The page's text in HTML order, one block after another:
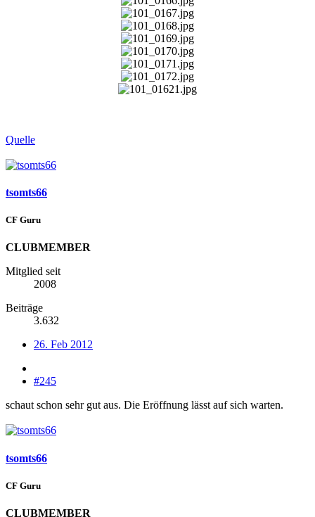
Quelle
tsomts66
CF Guru
CLUBMEMBER
Mitglied seit
2008
Beiträge
3.632
26. Feb 2012
#245
schaut schon sehr gut aus. Die Eröffnung lässt auf sich warten.
tsomts66
CF Guru
CLUBMEMBER